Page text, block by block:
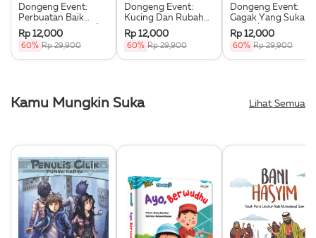
Dongeng Event:
Perbuatan Baik
Singa (Buku Event)
Rp 12,000
60% Rp 29,900
Dongeng Event:
Kucing Dan Rubah
Yang Sombong
(Buku Event)
Rp 12,000
60% Rp 29,900
Dongeng Event:
Gagak Yang Suka
Dipuji (Buku Event)
Rp 12,000
60% Rp 29,900
Kamu Mungkin Suka Lihat Semua